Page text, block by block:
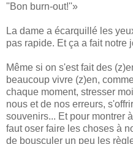
''Bon burn-out!''»
La dame a écarquillé les
pas rapide. Et ça a fait notre
Même si on s'est fait des
beaucoup vivre (z)en,
chaque moment, stresser
nous et de nos erreurs,
souvenirs... Et pour montrer
faut oser faire les choses à
de bousculer un peu les